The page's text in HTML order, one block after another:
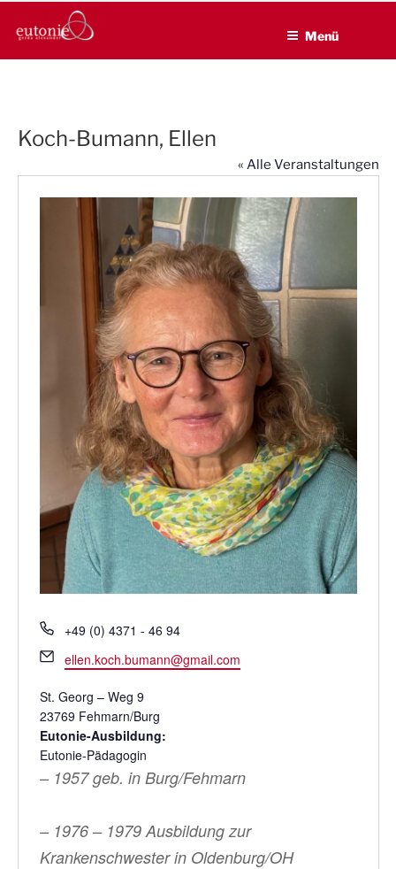
Inhalt
EUTONIE.DE
Lebensbalance durch körperliche Selbsterfahrung
Menü
Koch-Bumann, Ellen
« Alle Veranstaltungen
T
l
f
o
n
+49 (0) 4371 - 46 94
E
m
a
i
l
ellen.koch.bumann@gmail.com
St. Georg – Weg 9
23769 Fehmarn/Burg
Eutonie-Ausbildung:
Eutonie-Pädagogin
– 1957 geb. in Burg/Fehmarn
– 1976 – 1979 Ausbildung zur
Krankenschwester in Oldenburg/OH